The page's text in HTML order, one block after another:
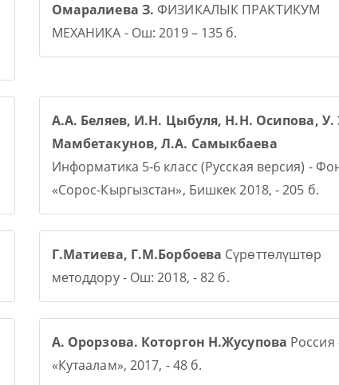
Омаралиева З. ФИЗИКАЛЫК ПРАКТИКУМ
МЕХАНИКА - Ош: 2019 – 135 б.
А.А. Беляев, И.Н. Цыбуля, Н.Н. Осипова, У.
Мамбетакунов, Л.А. Самыкбаева
Информатика 5-6 класс (Русская версия) -
«Сорос-Кыргызстан», Бишкек 2018, - 205 б.
Г.Матиева, Г.М.Борбоева Сүрөттөлүштөр
методдору - Ош: 2018, - 82 б.
А. Орорзова. Которгон Н.Жусупова Россия
«Кутаалам», 2017, - 48 б.